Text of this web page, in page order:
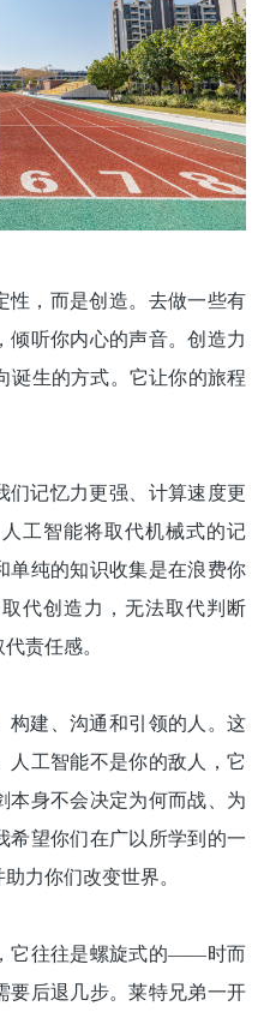
性，而是创造。去做一些有
倾听你内心的声音。创造力
生的方式。它让你的旅程
们记忆力更强、计算速度更
工智能将取代机械式的记
单纯的知识收集是在浪费你
代创造力，无法取代判断
责任感。
构建、沟通和引领的人。这
人工智能不是你的敌人，它
本身不会决定为何而战、为
希望你们在广以所学到的一
力你们改变世界。
它往往是螺旋式的——时而
要后退几步。莱特兄弟一开